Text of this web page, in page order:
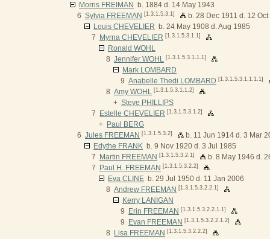
Morris FREIMAN
b. 1884 d. 14 May 1943
6 Sylvia FREEMAN [1.3.1.5.3.1]
b. 28 Dec 1911 d. 12
Louis CHEVELIER b. 24 May 1908 d. Aug 1985
7
Myrna CHEVELIER [1.3.1.5.3.1.1]
Ronald WOHL
8 Jennifer WOHL [1.3.1.5.3.1.1.1]
Mark LOMBARD
9 Anabelle Thedi LOMBARD [1.3.1.5.3.1.1.1.1]
8 Amy WOHL [1.3.1.5.3.1.1.2]
+ Steve PHILLIPS
7
Estelle CHEVELIER [1.3.1.5.3.1.2]
+ Paul BERG
6 Jules FREEMAN [1.3.1.5.3.2]
b. 11 Jun 1914 d. 3 Mar
Edythe FRANK b. 9 Nov 1920 d. 3 Jul 1985
7
Martin FREEMAN [1.3.1.5.3.2.1]
b. 8 May 1946 d.
7
Paul H. FREEMAN [1.3.1.5.3.2.2]
Eva CLINE b. 29 Jul 1950 d. 11 Jan 2006
8 Andrew FREEMAN [1.3.1.5.3.2.2.1]
Kerry LANIGAN
9
Erin FREEMAN [1.3.1.5.3.2.2.1.1]
9 Evan FREEMAN [1.3.1.5.3.2.2.1.2]
8 Lisa FREEMAN [1.3.1.5.3.2.2.2]